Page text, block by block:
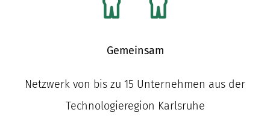
nach:
Gemeinsam
Netzwerk von bis zu 15 Unternehmen aus der
Technologieregion Karlsruhe